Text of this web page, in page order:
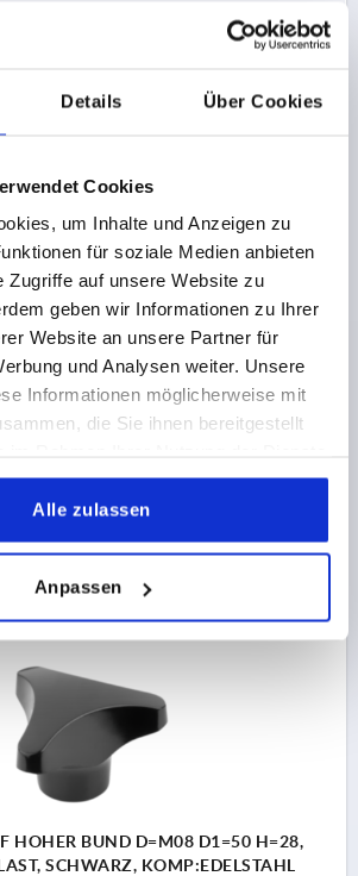
Details Über Cookies
Cookies
um Inhalte und Anzeigen zu
für soziale Medien anbieten
Zugriffe auf unsere Website zu
geben wir Informationen zu Ihrer
Website an unsere Partner für
und Analysen weiter. Unsere
Informationen möglicherweise mit
die Sie ihnen bereitgestellt
Alle zulassen
Anpassen
DETAILS
HOHER BUND D=M06 D1=40 H=22,
SCHWARZ, KOMP:EDELSTAHL
MATERIAL KOMPONENTE=EDELSTAHL
GEWINDETIEFE=9
FORM=K
DETAILS
HOHER BUND D=M08 D1=50 H=28,
SCHWARZ, KOMP:EDELSTAHL